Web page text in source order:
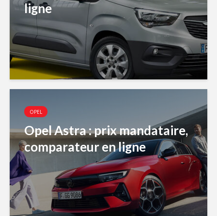
ligne
OPEL
Opel Astra : prix mandataire,
comparateur en ligne